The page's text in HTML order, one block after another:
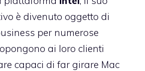
è divenuto oggetto di
per numerose
ai loro clienti
capaci di far girare Mac